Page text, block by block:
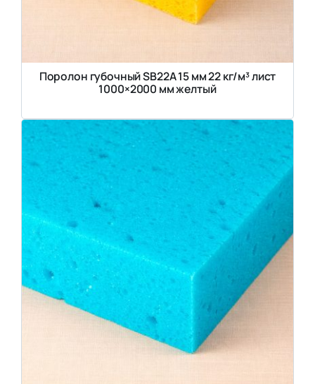
Поролон губочный SB22A 15 мм 22 кг/м³ лист
1000×2000 мм желтый